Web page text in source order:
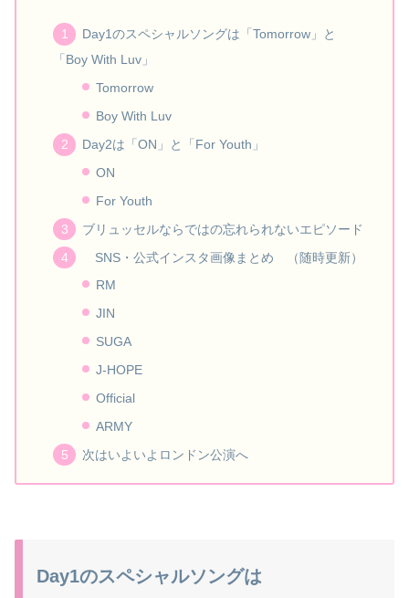
Day1のスペシャルソングは「Tomorrow」と
「Boy With Luv」
Tomorrow
Boy With Luv
Day2は「ON」と「For Youth」
ON
For Youth
ブリュッセルならではの忘れられないエピソード
SNS・公式インスタ画像まとめ （随時更新）
RM
JIN
SUGA
J-HOPE
Official
ARMY
次はいよいよロンドン公演へ
Day1のスペシャルソングは